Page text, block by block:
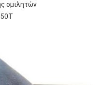
ομιλητών